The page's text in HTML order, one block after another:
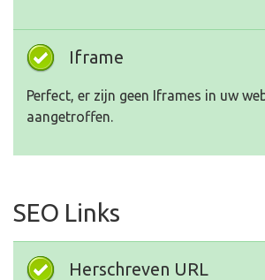
Iframe
Perfect, er zijn geen Iframes in uw
aangetroffen.
SEO Links
Herschreven URL